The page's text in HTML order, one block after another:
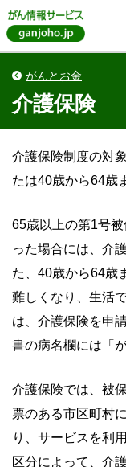
がんとお金
介護保険
介護保険制度の対
たは40歳から64歳
65歳以上の第1号
った場合には、介
た、40歳から64歳
難しくなり、生活
は、介護保険を申
書の病名欄には「
介護保険では、被
票のある市区町村
り、サービスを利
区分によって、介